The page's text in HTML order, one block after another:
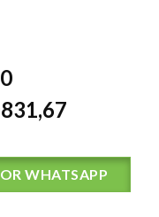
831,67
WHATSAPP